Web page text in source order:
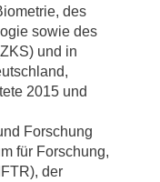
des
sowie des
und in
2015 und
Forschung
für Forschung,
der